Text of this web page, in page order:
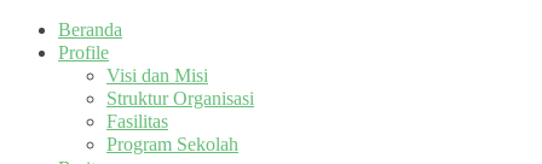
Beranda
Profile
Visi dan Misi
Struktur Organisasi
Fasilitas
Program Sekolah